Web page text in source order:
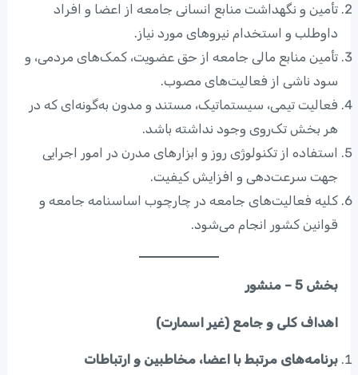
تأمین و نگهداشت منابع انسانی جامعه از اعضا و افراد
داوطلب و استخدام نیروهای مورد نیاز.
تأمین منابع مالی جامعه از حق عضویت، کمک‌های مردمی، و
سود ناشی از فعالیت‌های مصوب.
فعالیت تیمی، سیستماتیک، مستند و مدون به‌گونه‌ای که در
هر بخش تک‌روی وجود نداشته باشد.
استفاده از تکنولوژی روز و ابزارهای مدرن در امور اجرایی
جهت سرعت‌دهی و افزایش کیفیت.
کلیه فعالیت‌های جامعه در چارچوب اساسنامه جامعه و
قوانین کشور انجام می‌شود.
بخش 5 – منشور
اهداف کلی و جامع (غیر اسمارت)
برنامه‌های مرتبط با اعضا، مخاطبین و ارتباطات